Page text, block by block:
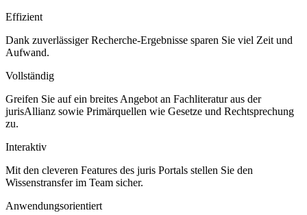
Effizient
Dank zuverlässiger Recherche-Ergebnisse sparen Sie viel Zeit und
Aufwand.
Vollständig
Greifen Sie auf ein breites Angebot an Fachliteratur aus der
jurisAllianz sowie Primärquellen wie Gesetze und Rechtsprechung
zu.
Interaktiv
Mit den cleveren Features des juris Portals stellen Sie den
Wissenstransfer im Team sicher.
Anwendungsorientiert